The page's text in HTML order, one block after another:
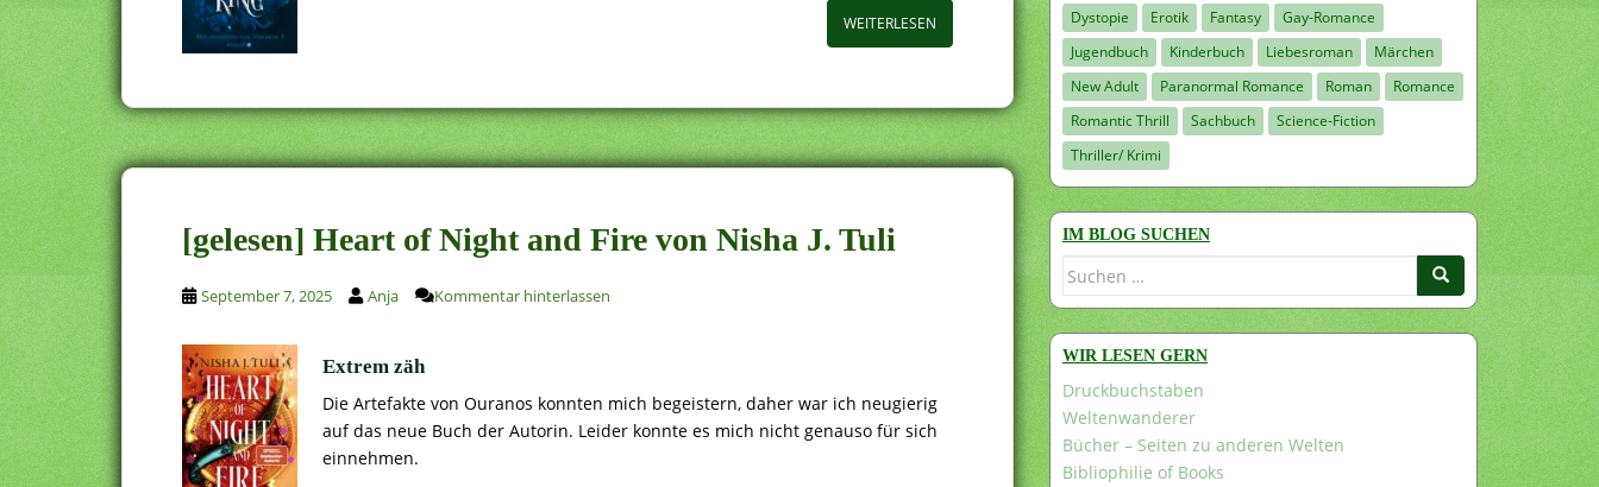
WEITERLESEN
[gelesen] Heart of Night and Fire von Nisha J. Tuli
September 7, 2025 Anja Kommentar hinterlassen
Extrem zäh
Die Artefakte von Ouranos konnten mich begeistern, daher war ich neugierig
auf das neue Buch der Autorin. Leider konnte es mich nicht genauso für sich
einnehmen.
Dystopie Erotik Fantasy
Gay-Romance
Jugendbuch
Kinderbuch Liebesroman
Märchen
New Adult
Paranormal Romance Roman
Romance
Romantic Thrill
Sachbuch
Science-Fiction
Thriller/ Krimi
IM BLOG SUCHEN
Suchen
WIR LESEN GERN
Druckbuchstaben
Weltenwanderer
Bücher – Seiten zu anderen Welten
Bibliophilie of Books